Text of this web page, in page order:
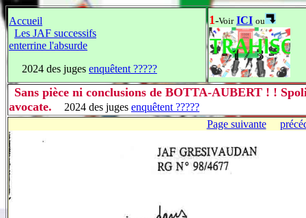
Accueil
Les JAF successifs
enterrine l'absurde
2024 des juges enquêtent ?????
1-Voir ICI ou
Sans pièce ni conclusions de BOTTA-AUBERT ! !
avocate.
2024 des juges enquêtent ?????
Page suivante